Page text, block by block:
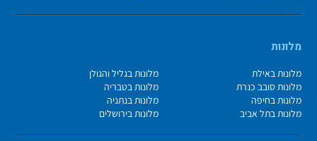
מלונות
מלונות באילת
מלונות בגליל והגולן
מלונות סובב כנרת
מלונות בטבריה
מלונות בחיפה
מלונות בנתניה
מלונות בתל אביב
מלונות בירושלים